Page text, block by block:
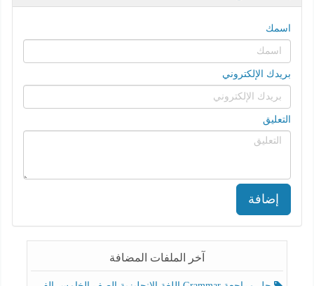
اسمك
بريدك الإلكتروني
التعليق
إضافة
آخر الملفات المضافة